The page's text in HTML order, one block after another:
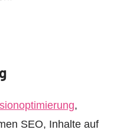
,
SEO, Inhalte auf